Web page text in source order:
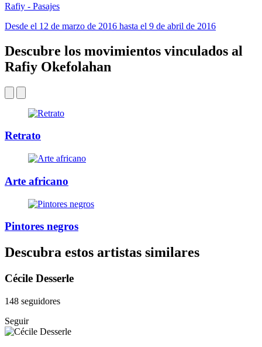
Rafiy - Pasajes
Desde el 12 de marzo de 2016 hasta el 9 de abril de 2016
Descubre los movimientos vinculados al
Rafiy Okefolahan
Retrato
Arte africano
Pintores negros
Descubra estos artistas similares
Cécile Desserle
148 seguidores
Seguir